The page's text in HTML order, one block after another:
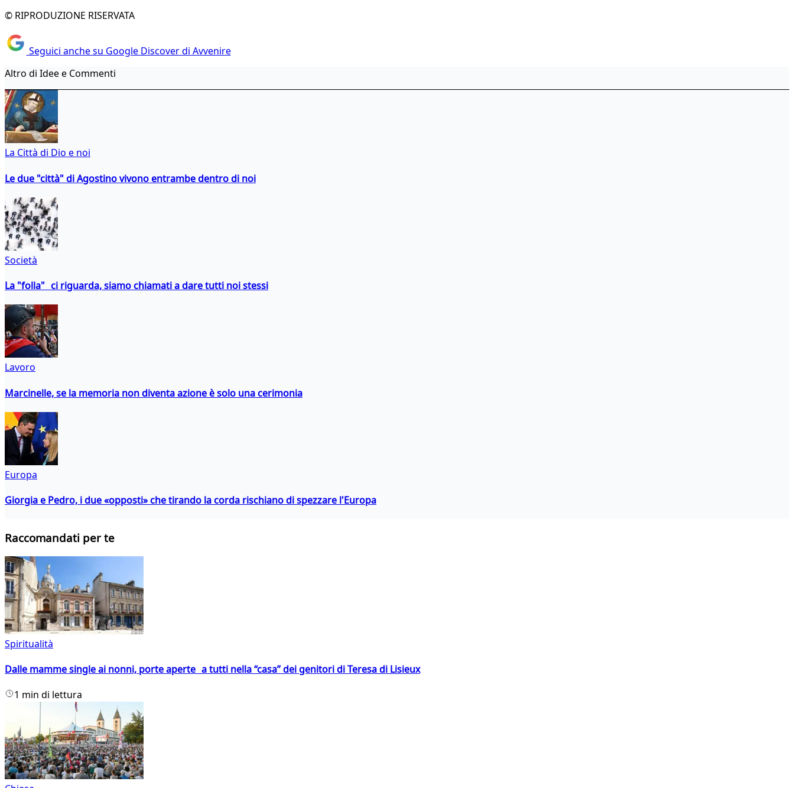
© RIPRODUZIONE RISERVATA
Seguici anche su Google Discover di Avvenire
Altro di Idee e Commenti
La Città di Dio e noi
Le due "città" di Agostino vivono entrambe dentro di noi
Società
La "folla" ci riguarda, siamo chiamati a dare tutti noi stessi
Lavoro
Marcinelle, se la memoria non diventa azione è solo una cerimonia
Europa
Giorgia e Pedro, i due «opposti» che tirando la corda rischiano di spezzare l'Europa
Raccomandati per te
Spiritualità
Dalle mamme single ai nonni, porte aperte a tutti nella “casa” dei genitori di Teresa di Lisieux
1 min di lettura